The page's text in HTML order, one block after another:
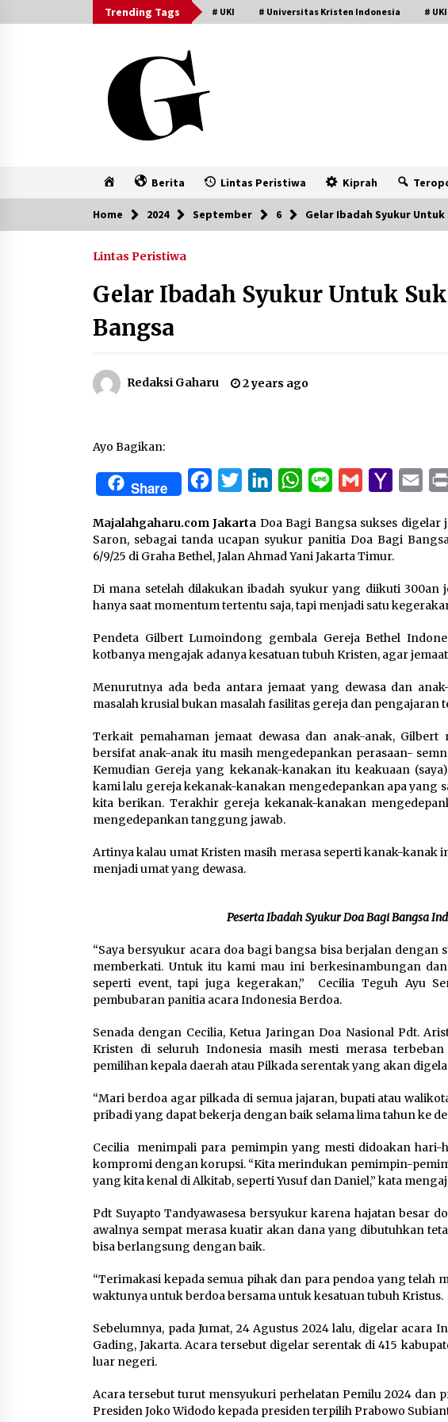
to
Trending Tags # UKI # Universitas Kristen Indonesia #
Home Berita Lintas Peristiwa Kiprah
Home 2024 September 6 Gelar Ibadah Syukur Untuk
Lintas Peristiwa
Gelar Ibadah Syukur Untuk
Bangsa
Redaksi Gaharu 2 years ago
Ayo Bagikan:
Share FacebookTwitterLinkedInWhatsApp
Line Gmail Yahoo
Majalahgaharu.com Jakarta Doa Bagi Bangsa sukses
Saron, sebagai tanda ucapan syukur panitia Doa Bagi
6/9/25 di Graha Bethel, Jalan Ahmad Yani Jakarta Timur.
Di mana setelah dilakukan ibadah syukur yang diikuti 300an
hanya saat momentum tertentu saja, tapi menjadi satu
Pendeta Gilbert Lumoindong gembala Gereja Bethel
kotbanya mengajak adanya kesatuan tubuh Kristen, agar jemaat
Menurutnya ada beda antara jemaat yang dewasa dan
masalah krusial bukan masalah fasilitas gereja dan pengajaran
Terkait pemahaman jemaat dewasa dan anak-anak,
bersifat anak-anak itu masih mengedepankan perasaan-
Kemudian Gereja yang kekanak-kanakan itu keakuaan
kami lalu gereja kekanak-kanakan mengedepankan apa yang
kita berikan. Terakhir gereja kekanak-kanakan
mengedepankan tanggung jawab.
Artinya kalau umat Kristen masih merasa seperti kanak-kanak
menjadi umat yang dewasa.
Peserta Ibadah Syukur Doa Bagi Bangsa
“Saya bersyukur acara doa bagi bangsa bisa berjalan dengan
memberkati. Untuk itu kami mau ini berkesinambungan
seperti event, tapi juga kegerakan,” Cecilia Teguh Ayu
pembubaran panitia acara Indonesia Berdoa.
Senada dengan Cecilia, Ketua Jaringan Doa Nasional Pdt.
Kristen di seluruh Indonesia masih mesti merasa
pemilihan kepala daerah atau Pilkada serentak yang akan
“Mari berdoa agar pilkada di semua jajaran, bupati atau
pribadi yang dapat bekerja dengan baik selama lima tahun ke
Cecilia menimpali para pemimpin yang mesti didoakan
kompromi dengan korupsi. “Kita merindukan pemimpin-
yang kita kenal di Alkitab, seperti Yusuf dan Daniel,” kata
Pdt Suyapto Tandyawasesa bersyukur karena hajatan besar
awalnya sempat merasa kuatir akan dana yang dibutuhkan
bisa berlangsung dengan baik.
“Terimakasi kepada semua pihak dan para pendoa yang telah
waktunya untuk berdoa bersama untuk kesatuan tubuh Kristus.
Sebelumnya, pada Jumat, 24 Agustus 2024 lalu, digelar acara
Gading, Jakarta. Acara tersebut digelar serentak di 415
luar negeri.
Acara tersebut turut mensyukuri perhelatan Pemilu 2024 dan
Presiden Joko Widodo kepada presiden terpilih Prabowo